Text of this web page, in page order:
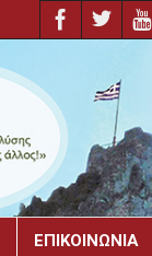
ΕΠΙΚΟΙΝΩΝΊΑ